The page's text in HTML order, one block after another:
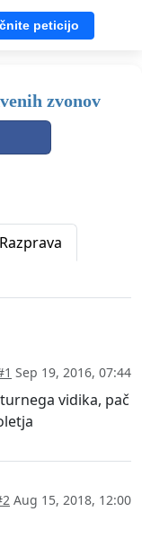
peticijo
zvonov
Razprava
Sep 19, 2016, 07:44
vidika, pač
Aug 15, 2018, 12:00